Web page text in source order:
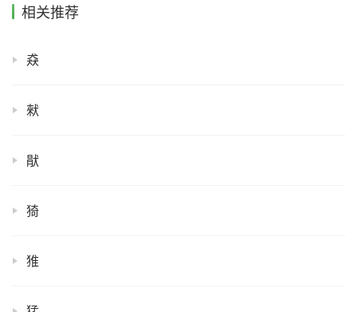
相关推荐
猋
猌
猒
猗
猚